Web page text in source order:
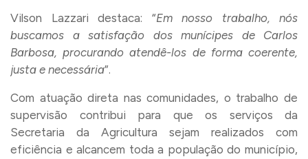
Vilson Lazzari destaca: “Em nosso trabalho, nós
buscamos a satisfação dos munícipes de Carlos
Barbosa, procurando atendê-los de forma coerente,
justa e necessária”.
Com atuação direta nas comunidades, o trabalho de
supervisão contribui para que os serviços da
Secretaria da Agricultura sejam realizados com
eficiência e alcancem toda a população do município,